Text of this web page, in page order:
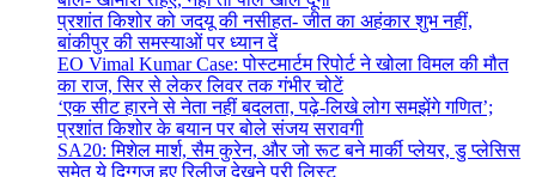
प्रशांत किशोर को जदयू की नसीहत- जीत का अहंकार शुभ नहीं,
बांकीपुर की समस्याओं पर ध्यान दें
EO Vimal Kumar Case: पोस्टमार्टम रिपोर्ट ने खोला विमल की मौत
का राज, सिर से लेकर लिवर तक गंभीर चोटें
‘एक सीट हारने से नेता नहीं बदलता, पढ़े-लिखे लोग समझेंगे गणित’;
प्रशांत किशोर के बयान पर बोले संजय सरावगी
SA20: मिशेल मार्श, सैम कुरेन, और जो रूट बने मार्की प्लेयर, डु प्लेसिस
समेत ये दिग्गज हुए रिलीज़ देखने पूरी लिस्ट